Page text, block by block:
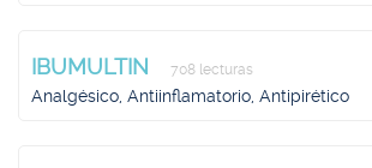
IBUMULTIN 708 lecturas
Analgésico, Antiinflamatorio, Antipirético